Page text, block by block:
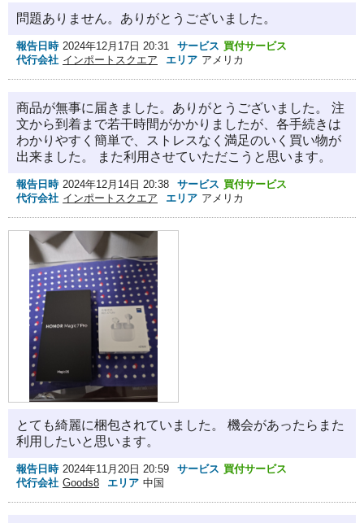
問題ありません。ありがとうございました。
報告日時 2024年12月17日 20:31 サービス 買付サービス
代行会社 インポートスクエア エリア アメリカ
商品が無事に届きました。ありがとうございました。 注
文から到着まで若干時間がかかりましたが、各手続きは
わかりやすく簡単で、ストレスなく満足のいく買い物が
出来ました。 また利用させていただこうと思います。
報告日時 2024年12月14日 20:38 サービス 買付サービス
代行会社 インポートスクエア エリア アメリカ
とても綺麗に梱包されていました。 機会があったらまた
利用したいと思います。
報告日時 2024年11月20日 20:59 サービス 買付サービス
代行会社 Goods8 エリア 中国